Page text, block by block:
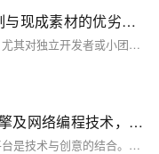
Unity Asset Store资源大解密：自制与现成素材的优劣对比分析，教你如何巧用海量资产加速游戏开发进度
【8月更文挑战第31天】游戏开发充满挑战，尤其对独立开发者或小团队而言。Unity Asset Store 提供了丰富的资源库，涵盖美术、模板、音频和脚本等，能显著加快开发进度。自制资源虽具个性化，但耗时长且需专业技能；而 Asset Store 的资源经官方审核，质量可靠，可大幅缩短开发周期，使开发者更专注于核心玩法。然而，使用第三方资源需注意版权问题，且可能需调整以适应特定需求。总体而言，合理利用 Asset Store 能显著提升开发效率和项目质量。
从零起步，深度揭秘：运用Unity引擎及网络编程技术，一步步搭建属于你的实时多人在线对战游戏平台——详尽指南与实战代码解析，带你轻松掌握网络化游戏开发的核心要领与最佳实践路径
【8月更文挑战第31天】构建实时多人对战平台是技术与创意的结合。本文使用成熟的Unity游戏开发引擎，从零开始指导读者搭建简单的实时对战平台。内容涵盖网络架构设计、Unity网络API应用及客户端与服务器通信。首先，创建新项目并选择适合多人游戏的模板，使用推荐的网络传输层。接着，定义基本玩法，如2D多人射击游戏，创建角色预制件并添加Rigidbody2D组件。然后，引入网络身份组件以同步对象状态。通过示例代码展示玩家控制逻辑，包括移动和发射子弹功能。最后，设置服务器端逻辑，处理客户端连接和断开。本文帮助读者掌握构建Unity多人对战平台的核心知识，为进一步开发打下基础。